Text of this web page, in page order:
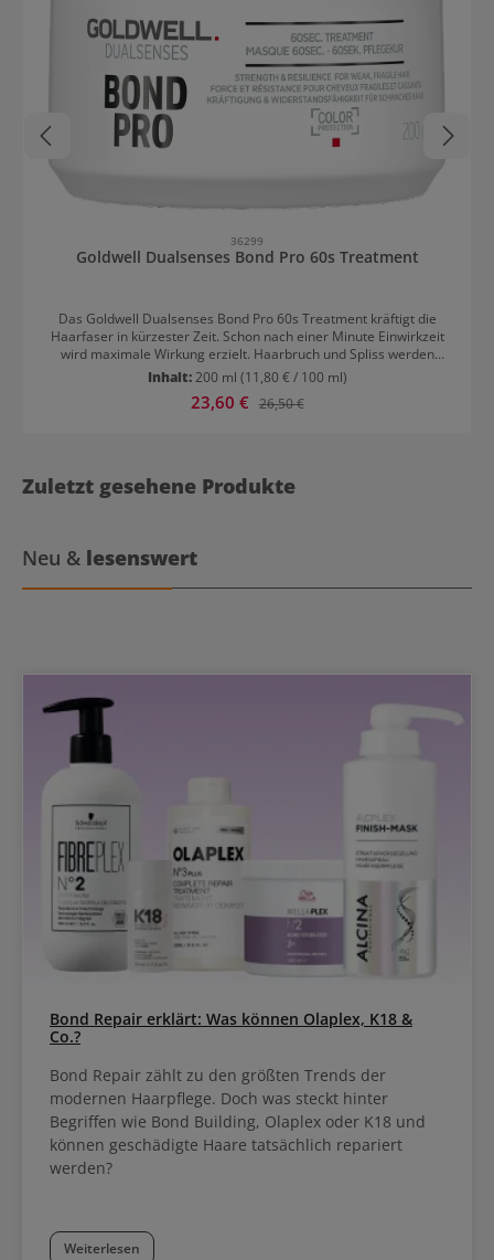
36299
Goldwell Dualsenses Bond Pro 60s Treatment
Das Goldwell Dualsenses Bond Pro 60s Treatment kräftigt die
Haarfaser in kürzester Zeit. Schon nach einer Minute Einwirkzeit
wird maximale Wirkung erzielt. Haarbruch und Spliss werden
vorgebeugt, ohne die Haare zu beschweren. Somit ist das
Treatment auch für feines Haar perfekt geeignet. Es versiegelt die
Schuppenschicht und sorgt für Geschmeidigkeit und Glanz.
wieder gründlich aus dem Haar gespült. Das Treatment sollte
einmal in der Woche anstelle des Conditioners verwendet werden.
Inhalt:200 ml (11,80 € / 100 ml)
Verkaufspreis:
23,60 € Regulärer Preis:
26,50 €
Zuletzt gesehene Produkte
Neu & lesenswert
Bond Repair erklärt: Was können Olaplex, K18 &
Co.?
Bond Repair zählt zu den größten Trends der
modernen Haarpflege. Doch was steckt hinter
Begriffen wie Bond Building, Olaplex oder K18 und
können geschädigte Haare tatsächlich repariert
werden?
Weiterlesen